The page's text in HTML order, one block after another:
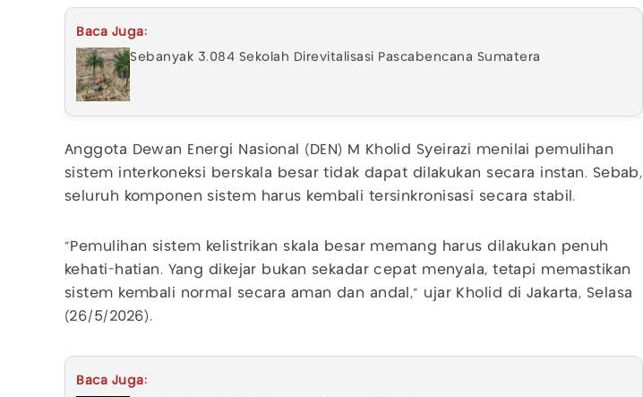
Baca Juga:
Sebanyak 3.084 Sekolah Direvitalisasi Pascabencana Sumatera
Anggota Dewan Energi Nasional (DEN) M Kholid Syeirazi menilai pemulihan
sistem interkoneksi berskala besar tidak dapat dilakukan secara instan. Sebab,
seluruh komponen sistem harus kembali tersinkronisasi secara stabil.
“Pemulihan sistem kelistrikan skala besar memang harus dilakukan penuh
kehati-hatian. Yang dikejar bukan sekadar cepat menyala, tetapi memastikan
sistem kembali normal secara aman dan andal,” ujar Kholid di Jakarta, Selasa
(26/5/2026).
Baca Juga: